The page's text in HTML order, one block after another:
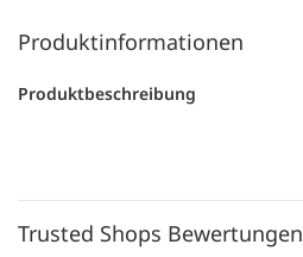
Produktinformationen
Produktbeschreibung
Trusted Shops Bewertungen